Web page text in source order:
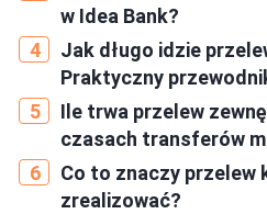
w Idea Bank?
Jak długo idzie
Praktyczny
Ile trwa przelew
czasach transferów
Co to znaczy przelew
zrealizować?